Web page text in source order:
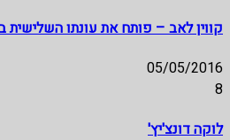
קווין לאב – פותח את עונתו השלישית
05/05/2016
8
לוקה דונצ'יץ'